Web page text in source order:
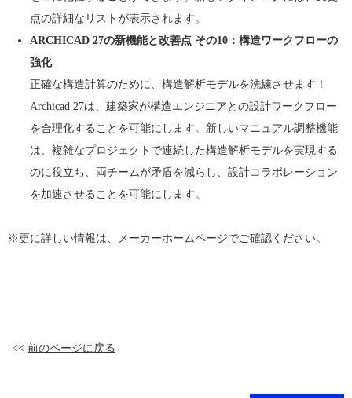
点の詳細なリストが表示されます。
ARCHICAD 27の新機能と改善点 その10：構造ワークフローの
強化
正確な構造計算のために、構造解析モデルを洗練させます！
Archicad 27は、建築家が構造エンジニアとの設計ワークフロー
を合理化することを可能にします。新しいマニュアル調整機能
は、複雑なプロジェクトで連続した構造解析モデルを実現する
のに役立ち、両チームが矛盾を減らし、設計コラボレーション
を加速させることを可能にします。
※更に詳しい情報は、 メーカーホームページでご確認ください。
<< 前のページに戻る